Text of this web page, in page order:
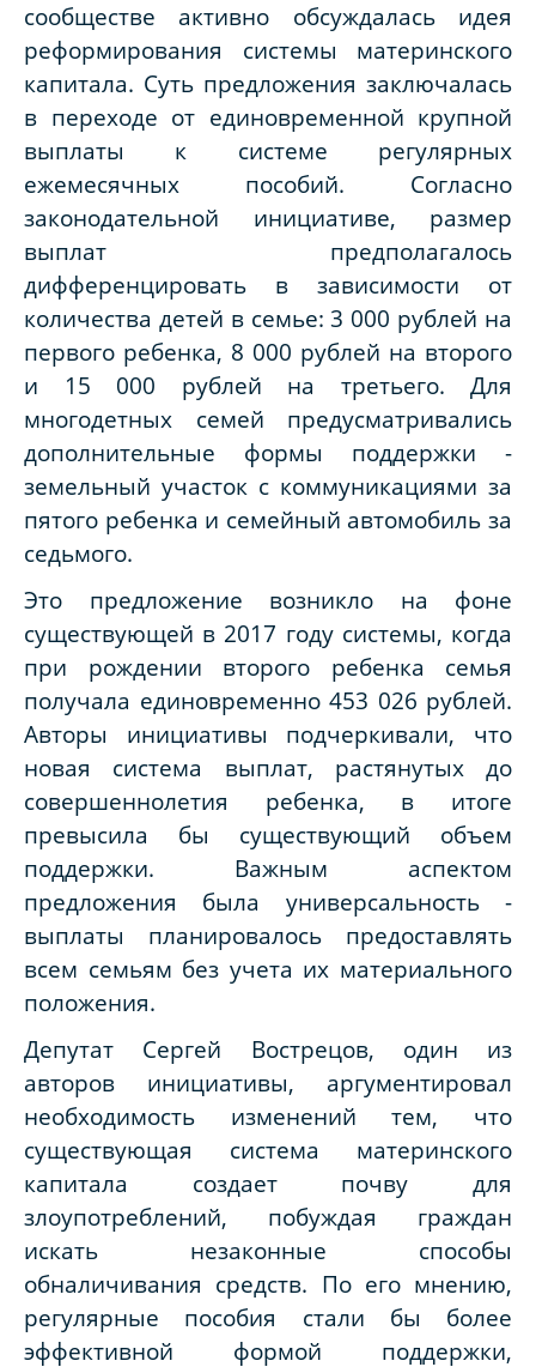
сообществе активно обсуждалась идея
реформирования системы материнского
капитала. Суть предложения заключалась
в переходе от единовременной крупной
выплаты к системе регулярных
ежемесячных пособий. Согласно
законодательной инициативе, размер
выплат предполагалось
дифференцировать в зависимости от
количества детей в семье: 3 000 рублей на
первого ребенка, 8 000 рублей на второго
и 15 000 рублей на третьего. Для
многодетных семей предусматривались
дополнительные формы поддержки -
земельный участок с коммуникациями за
пятого ребенка и семейный автомобиль за
седьмого.
Это предложение возникло на фоне
существующей в 2017 году системы, когда
при рождении второго ребенка семья
получала единовременно 453 026 рублей.
Авторы инициативы подчеркивали, что
новая система выплат, растянутых до
совершеннолетия ребенка, в итоге
превысила бы существующий объем
поддержки. Важным аспектом
предложения была универсальность -
выплаты планировалось предоставлять
всем семьям без учета их материального
положения.
Депутат Сергей Вострецов, один из
авторов инициативы, аргументировал
необходимость изменений тем, что
существующая система материнского
капитала создает почву для
злоупотреблений, побуждая граждан
искать незаконные способы
обналичивания средств. По его мнению,
регулярные пособия стали бы более
эффективной формой поддержки,